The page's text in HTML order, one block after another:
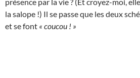
la salope !) Il se passe que les deux
et se font « coucou ! »